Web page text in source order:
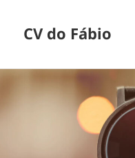
CV do Fábio